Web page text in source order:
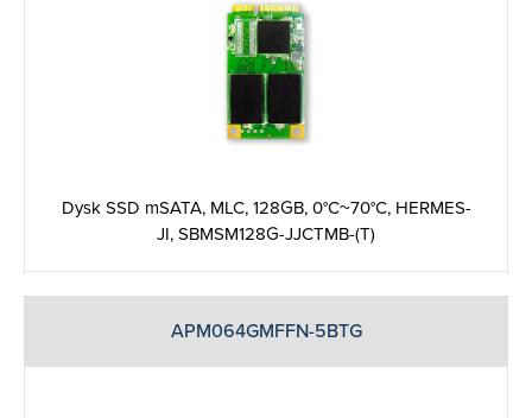
Dysk SSD mSATA, MLC, 128GB, 0°C~70°C, HERMES-
JI, SBMSM128G-JJCTMB-(T)
APM064GMFFN-5BTG